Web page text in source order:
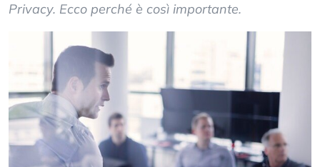
Privacy. Ecco perché è così importante.